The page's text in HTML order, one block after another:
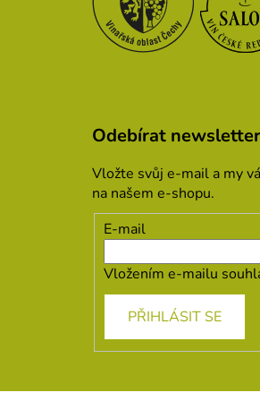
Odebírat newsletter
Vložte svůj e-mail a my
na našem e-shopu.
E-mail
Vložením e-mailu
PŘIHLÁSIT SE